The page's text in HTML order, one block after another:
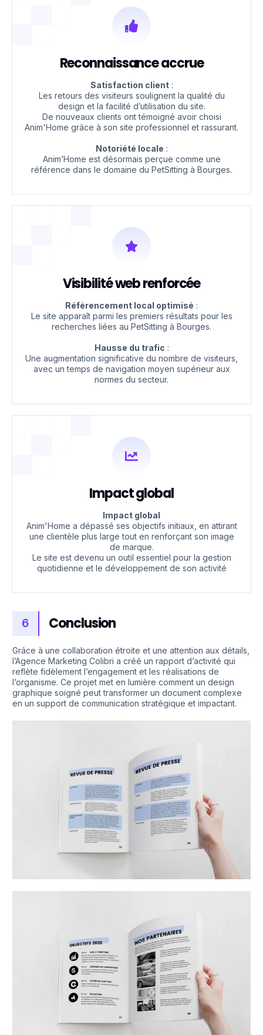
Reconnaissance accrue
Satisfaction client:
Les retours des visiteurs soulignent la qualité du
design et la facilité d’utilisation du site.
De nouveaux clients ont témoigné avoir choisi
Anim'Home grâce à son site professionnel et rassurant.
Notoriété locale :
Anim’Home est désormais perçue comme une
référence dans le domaine du PetSitting à Bourges.
Visibilité web renforcée
Référencement local optimisé :
Le site apparaît parmi les premiers résultats pour les
recherches liées au PetSitting à Bourges.
Hausse du trafic :
Une augmentation significative du nombre de visiteurs,
avec un temps de navigation moyen supérieur aux
normes du secteur.
Impact global
Impact global
Anim'Home a dépassé ses objectifs initiaux, en attirant
une clientèle plus large tout en renforçant son image
de marque.
Le site est devenu un outil essentiel pour la gestion
quotidienne et le développement de son activité
6 Conclusion
Grâce à une collaboration étroite et une attention aux détails,
l’Agence Marketing Colibri a créé un rapport d’activité qui
reflète fidèlement l’engagement et les réalisations de
l’organisme. Ce projet met en lumière comment un design
graphique soigné peut transformer un document complexe
en un support de communication stratégique et impactant.